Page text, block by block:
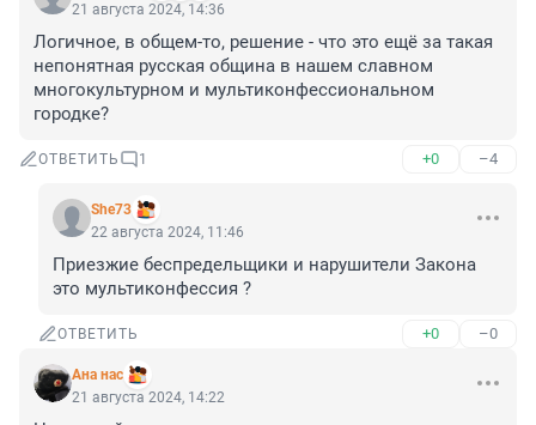
21 августа 2024, 14:36
Логичное, в общем-то, решение - что это ещё за такая
непонятная русская община в нашем славном
многокультурном и мультиконфессиональном
городке?
ОТВЕТИТЬ 1 +0 –4
She73
22 августа 2024, 11:46
Приезжие беспредельщики и нарушители Закона
это мультиконфессия ?
ОТВЕТИТЬ +0 –0
Ана нас
21 августа 2024, 14:22